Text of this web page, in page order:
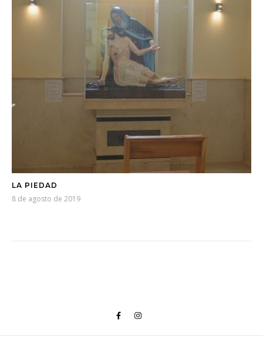
LA PIEDAD
8 de agosto de 2019